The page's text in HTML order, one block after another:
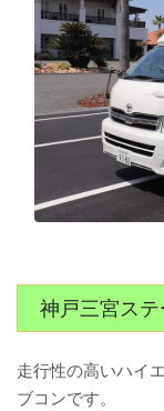
神戸三宮ス
走行性の高いハイ
ブコンです。